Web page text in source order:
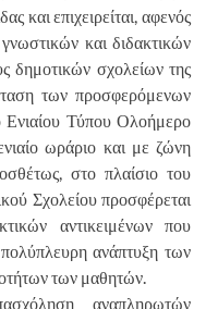
και επιχειρείται, αφενός
και διδακτικών
δημοτικών σχολείων της
των προσφερόμενων
Ενιαίου Τύπου Ολοήμερο
ωράριο και με ζώνη
στο πλαίσιο του
Σχολείου προσφέρεται
αντικειμένων που
ανάπτυξη των
των μαθητών.
αναπληρωτών